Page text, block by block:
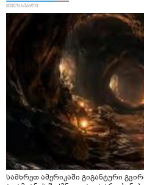
სამხრეთ ამერიკაში გიგანტური